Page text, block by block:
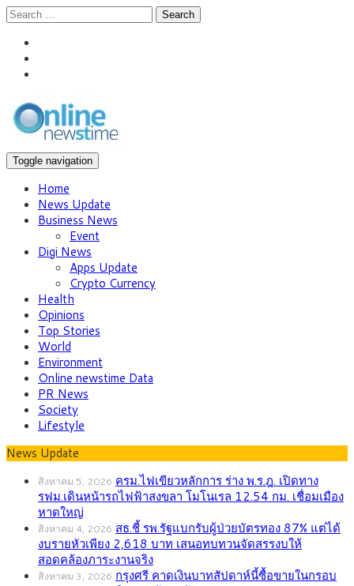
Search
Toggle navigation
Home
News Update
Business News
Event
Digi News
Apps Update
Crypto Currency
Health
Opinions
Top Stories
World
Environment
Online newstime Data
PR News
Society
Lifestyle
News Update
สิงหาคม 5, 2026 ครม.ไฟเขียวหลักการ ร่าง พ.ร.ฎ. เปิดทาง
รฟม.เดินหน้ารถไฟฟ้าสงขลา โมโนเรล 12.54 กม. เชื่อมเมือง
หาดใหญ่
สิงหาคม 4, 2026 สธ.ชี้ รพ.รัฐแบกรับผู้ป่วยบัตรทอง 87% แต่ได้
งบรายหัวเพียง 2,618 บาท เสนอทบทวนจัดสรรงบให้
สอดคล้องภาระงานจริง
สิงหาคม 3, 2026 กรุงศรี คาดเงินบาทสัปดาห์นี้ซื้อขายในกรอบ